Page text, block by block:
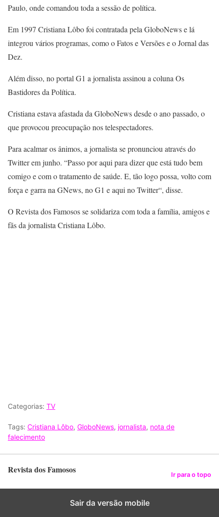
Paulo, onde comandou toda a sessão de política.
Em 1997 Cristiana Lôbo foi contratada pela GloboNews e lá
integrou vários programas, como o Fatos e Versões e o Jornal das
Dez.
Além disso, no portal G1 a jornalista assinou a coluna Os
Bastidores da Política.
Cristiana estava afastada da GloboNews desde o ano passado, o
que provocou preocupação nos telespectadores.
Para acalmar os ânimos, a jornalista se pronunciou através do
Twitter em junho. “Passo por aqui para dizer que está tudo bem
comigo e com o tratamento de saúde. E, tão logo possa, volto com
força e garra na GNews, no G1 e aqui no Twitter“, disse.
O Revista dos Famosos se solidariza com toda a família, amigos e
fãs da jornalista Cristiana Lôbo.
Categorias: TV
Tags: Cristiana Lôbo, GloboNews, jornalista, nota de
falecimento
Revista dos Famosos Ir para o topo
Sair da versão mobile